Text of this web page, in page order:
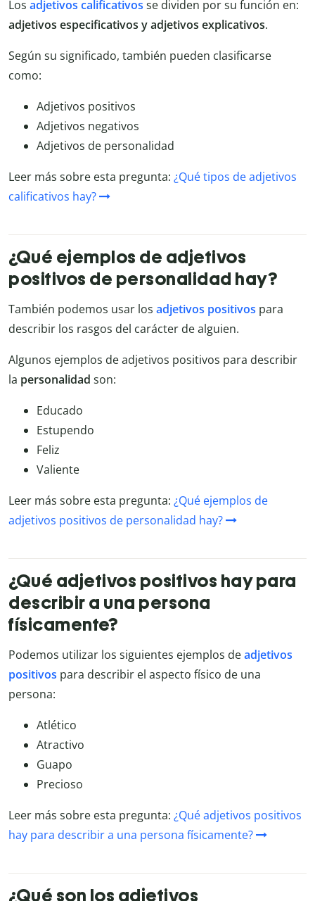
Los adjetivos calificativos se dividen por su función en:
adjetivos especificativos y adjetivos explicativos.
Según su significado, también pueden clasificarse
como:
Adjetivos positivos
Adjetivos negativos
Adjetivos de personalidad
Leer más sobre esta pregunta: ¿Qué tipos de adjetivos
calificativos hay?
¿Qué ejemplos de adjetivos
positivos de personalidad hay?
También podemos usar los adjetivos positivos para
describir los rasgos del carácter de alguien.
Algunos ejemplos de adjetivos positivos para describir
la personalidad son:
Educado
Estupendo
Feliz
Valiente
Leer más sobre esta pregunta: ¿Qué ejemplos de
adjetivos positivos de personalidad hay?
¿Qué adjetivos positivos hay para
describir a una persona
físicamente?
Podemos utilizar los siguientes ejemplos deadjetivos
positivos para describir el aspecto físico de una
persona:
Atlético
Atractivo
Guapo
Precioso
Leer más sobre esta pregunta: ¿Qué adjetivos positivos
hay para describir a una persona físicamente?
¿Qué son los adjetivos